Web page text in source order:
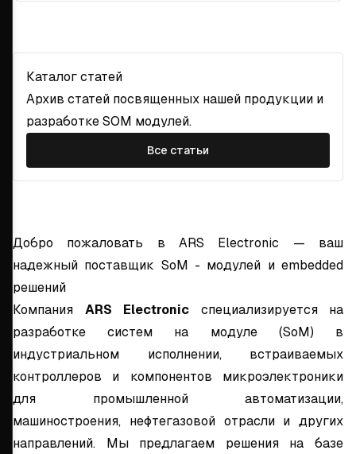
Каталог статей
Архив статей посвященных нашей продукции и
разработке SOM модулей.
Все статьи
Добро пожаловать в ARS Electronic — ваш
надежный поставщик SoM - модулей и embedded
решений
Компания ARS Electronic специализируется на
разработке систем на модуле (SoM) в
индустриальном исполнении, встраиваемых
контроллеров и компонентов микроэлектроники
для промышленной автоматизации,
машиностроения, нефтегазовой отрасли и других
направлений. Мы предлагаем решения на базе